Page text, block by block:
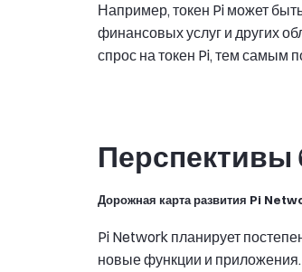
Например, токен Pi может
финансовых услуг и других
спрос на токен Pi, тем самым
Перспективы
Дорожная карта развития Pi
Pi Network планирует
новые функции и